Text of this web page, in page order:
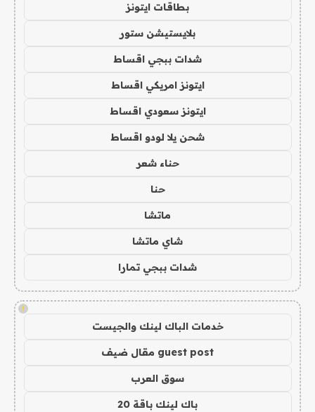
بطاقات ايتونز
بلايستيشن ستور
شدات ببجي اقساط
ايتونز امريكي اقساط
ايتونز سعودي اقساط
شحن يلا لودو اقساط
حناء شعر
حنا
ماتشا
شاي ماتشا
شدات ببجي تمارا
!
خدمات الباك لينك والجيست
guest post مقال ضيف
سوق العرب
باك لينك باقة 20